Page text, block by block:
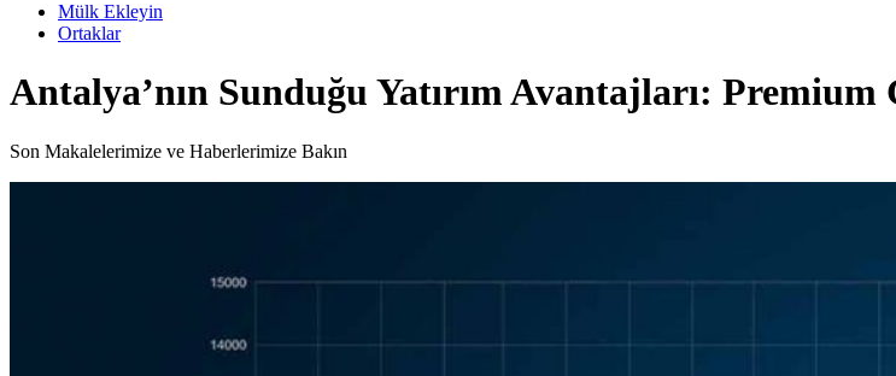
Mülk Ekleyin
Ortaklar
Antalya’nın Sunduğu Yatırım Avantajları:
Son Makalelerimize ve Haberlerimize Bakın